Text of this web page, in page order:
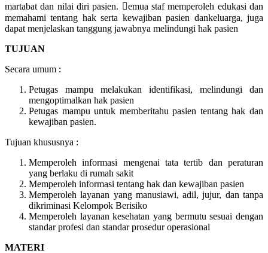
martabat dan nilai diri pasien. emua staf memperoleh edukasi dan
memahami tentang hak serta kewajiban pasien dankeluarga, juga
dapat menjelaskan tanggung jawabnya melindungi hak pasien
TUJUAN
Secara umum :
Petugas mampu melakukan identifikasi, melindungi dan
mengoptimalkan hak pasien
Petugas mampu untuk memberitahu pasien tentang hak dan
kewajiban pasien.
Tujuan khususnya :
Memperoleh informasi mengenai tata tertib dan peraturan
yang berlaku di rumah sakit
Memperoleh informasi tentang hak dan kewajiban pasien
Memperoleh layanan yang manusiawi, adil, jujur, dan tanpa
dikriminasi Kelompok Berisiko
Memperoleh layanan kesehatan yang bermutu sesuai dengan
standar profesi dan standar prosedur operasional
MATERI